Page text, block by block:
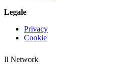
Legale
Privacy
Cookie
Il Network